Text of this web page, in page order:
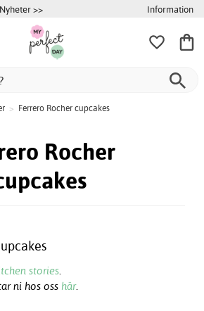
Nyheter >> Information
> Ferrero Rocher cupcakes
Rocher
stories.
ni hos oss här.